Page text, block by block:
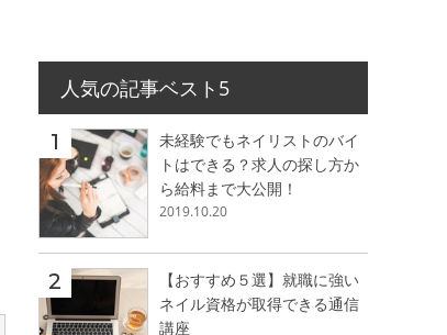
人気の記事ベスト5
未経験でもネイリストのバイ
トはできる？求人の探し方か
ら給料まで大公開！
2019.10.20
【おすすめ５選】就職に強い
ネイル資格が取得できる通信
講座